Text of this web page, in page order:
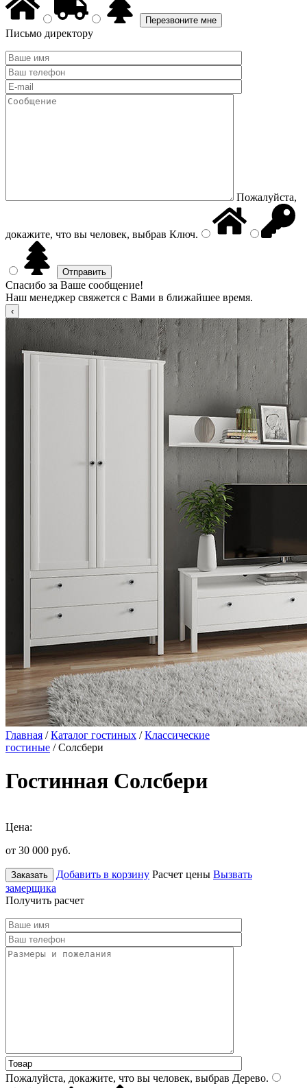
Письмо директору
Пожалуйста,
докажите, что вы человек, выбрав Ключ.
Спасибо за Ваше сообщение!
Наш менеджер свяжется с Вами в ближайшее время.
Главная /Каталог гостиных /Классические
гостиные / Солсбери
Гостинная Солсбери
Цена:
от 30 000 руб.
Заказать Добавить в корзину Расчет цены Вызвать
замерщика
Получить расчет
Пожалуйста, докажите, что вы человек, выбрав Дерево.